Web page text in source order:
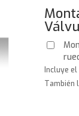
Incluye el
También